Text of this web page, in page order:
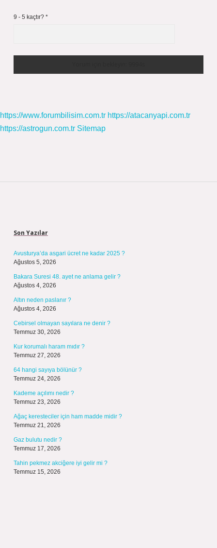
9 - 5 kaçtır? *
https://www.forumbilisim.com.tr https://atacanyapi.com.tr
https://astrogun.com.tr Sitemap
Son Yazılar
Avusturya’da asgari ücret ne kadar 2025 ?
Ağustos 5, 2026
Bakara Suresi 48. ayet ne anlama gelir ?
Ağustos 4, 2026
Altın neden paslanır ?
Ağustos 4, 2026
Cebirsel olmayan sayılara ne denir ?
Temmuz 30, 2026
Kur korumalı haram mıdır ?
Temmuz 27, 2026
64 hangi sayıya bölünür ?
Temmuz 24, 2026
Kademe açılımı nedir ?
Temmuz 23, 2026
Ağaç keresteciler için ham madde midir ?
Temmuz 21, 2026
Gaz bulutu nedir ?
Temmuz 17, 2026
Tahin pekmez akciğere iyi gelir mi ?
Temmuz 15, 2026